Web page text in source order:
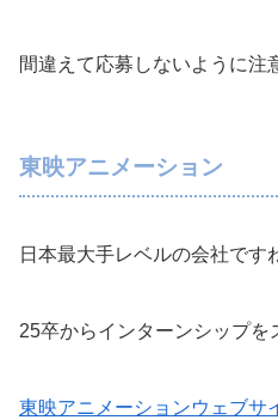
間違えて応募しないように注
東映アニメーション
日本最大手レベルの会社です
25卒からインターンシップを
東映アニメーションウェブサ